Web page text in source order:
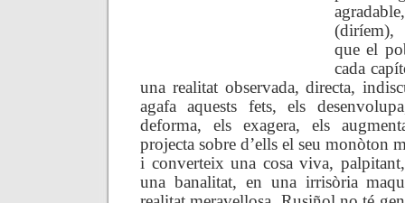
que el
cada
una realitat observada, directa,
agafa aquests fets, els
deforma, els exagera, els
projecta sobre d’ells el seu monòton
i converteix una cosa viva,
una banalitat, en una irrisòria